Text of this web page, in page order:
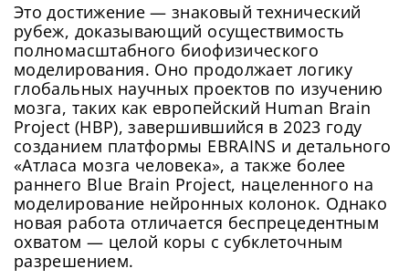
Это достижение — знаковый технический
рубеж, доказывающий осуществимость
полномасштабного биофизического
моделирования. Оно продолжает логику
глобальных научных проектов по изучению
мозга, таких как европейский Human Brain
Project (HBP), завершившийся в 2023 году
созданием платформы EBRAINS и детального
«Атласа мозга человека», а также более
раннего Blue Brain Project, нацеленного на
моделирование нейронных колонок. Однако
новая работа отличается беспрецедентным
охватом — целой коры с субклеточным
разрешением.